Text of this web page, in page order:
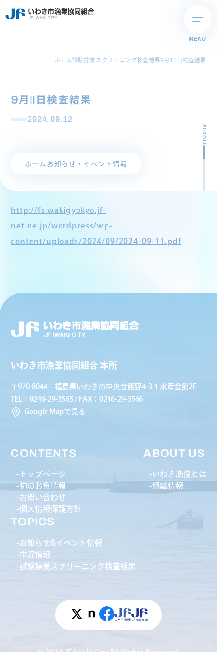
MENU
ホーム試験操業スクリーニング検査結果9月11日検査結果
9月11日検査結果
2024.09.12
ホーム お知らせ・イベント情報
SCROLL
http://fsiwakigyokyo.jf-
net.ne.jp/wordpress/wp-
content/uploads/2024/09/2024-09-11.pdf
いわき市漁業協同組合 本所
〒970-8044 福島県いわき市中央台飯野4-3-1 水産会館2F
TEL：0246-29-3565 / FAX：0246-29-3566
Google Mapで見る
CONTENTS
トップページ
旬のお魚情報
お問い合わせ
個人情報保護方針
ABOUT US
いわき漁協とは
組織情報
TOPICS
お知らせ&イベント情報
市況情報
試験操業スクリーニング検査結果